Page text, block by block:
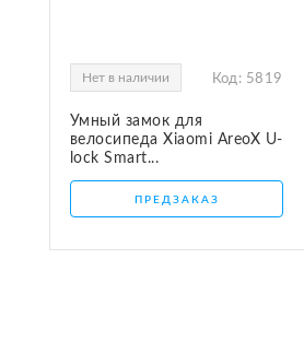
Нет в наличии Код: 5819
Умный замок для
велосипеда Xiaomi AreoX U-
lock Smart...
ПРЕДЗАКАЗ